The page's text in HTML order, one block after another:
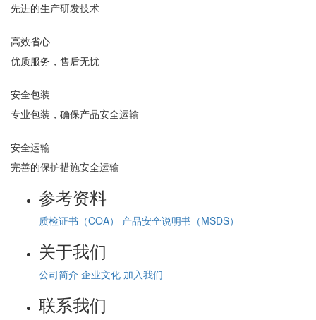
先进的生产研发技术
高效省心
优质服务，售后无忧
安全包装
专业包装，确保产品安全运输
安全运输
完善的保护措施安全运输
参考资料
质检证书（COA） 产品安全说明书（MSDS）
关于我们
公司简介 企业文化 加入我们
联系我们